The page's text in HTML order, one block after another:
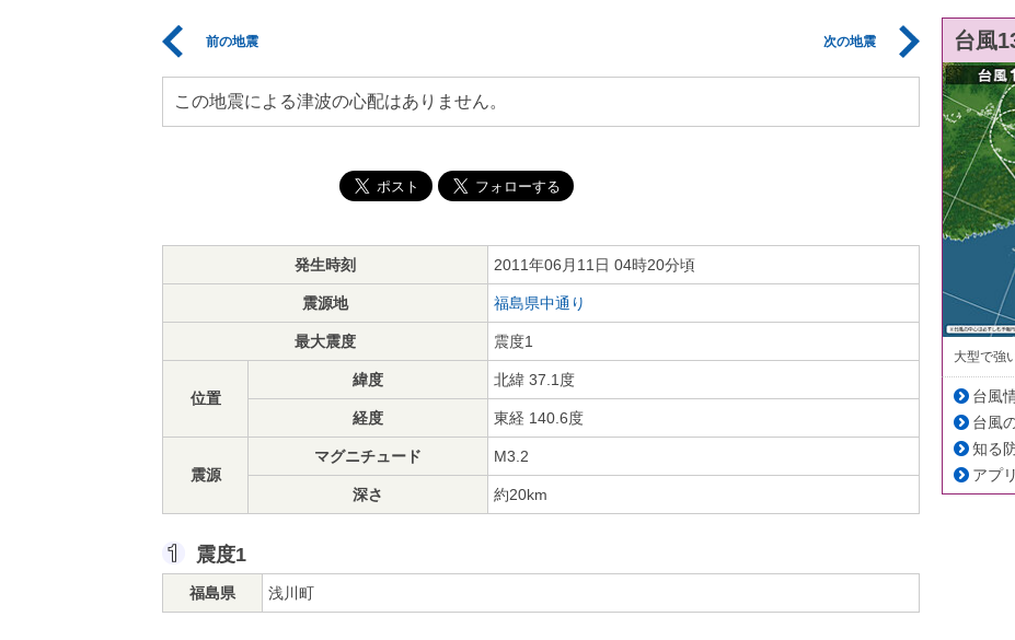
前の地震 次の地震
この地震による津波の心配はありません。
発生時刻 2011年06月11日 04時20分頃
震源地 福島県中通り
最大震度 震度1
位置
緯度 北緯 37.1度
経度 東経 140.6度
震源
マグニチュード M3.2
深さ 約20km
震度1
福島県 浅川町
台風
大型で強
台風
台風
知る
アプ